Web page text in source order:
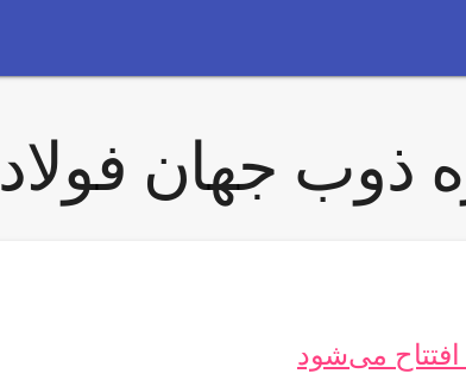
ذوب جهان فولاد
می‌شود